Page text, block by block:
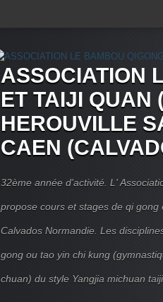
ASSOCIATION
ET TAIJI QUAN
HEROUVILLE
CAEN
32ème année d'activité. L'
propose cours et stages de qi
Calvados Normandie. Les
gong ou tao yin chi kung
chuan) du style Yangjia michuan taiji